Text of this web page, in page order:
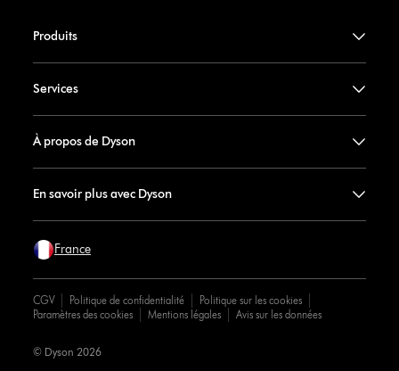
Produits
Services
À propos de Dyson
En savoir plus avec Dyson
France
CGV Politique de confidentialité
Politique sur les cookies
Paramètres des cookies
Mentions légales Avis sur les données
© Dyson 2026